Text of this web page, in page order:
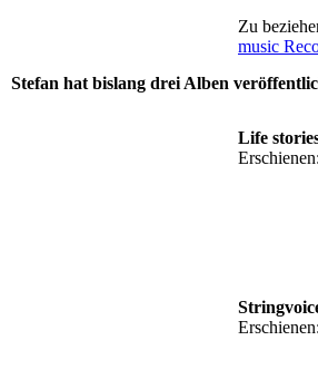
Zu
music
Stefan hat bislang drei Alben
Life